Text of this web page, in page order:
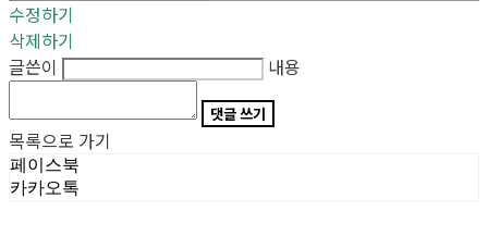
수정하기
삭제하기
글쓴이
내용
댓글 쓰기
목록으로 가기
페이스북
카카오톡